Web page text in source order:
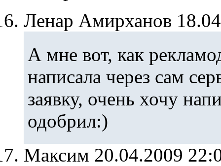
Ленар Амирханов
А мне вот, как
написала через сам
заявку, очень хочу
одобрил:)
Максим 20.04.2009